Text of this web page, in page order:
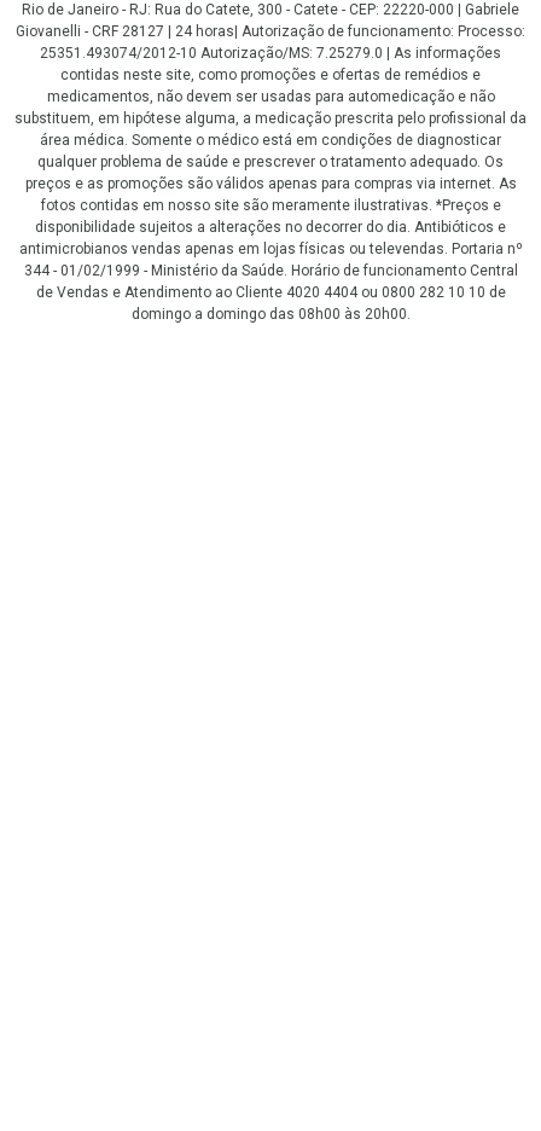
Rio de Janeiro - RJ: Rua do Catete, 300 - Catete - CEP: 22220-000 | Gabriele
Giovanelli - CRF 28127 | 24 horas| Autorização de funcionamento: Processo:
25351.493074/2012-10 Autorização/MS: 7.25279.0 | As informações
contidas neste site, como promoções e ofertas de remédios e
medicamentos, não devem ser usadas para automedicação e não
substituem, em hipótese alguma, a medicação prescrita pelo profissional da
área médica. Somente o médico está em condições de diagnosticar
qualquer problema de saúde e prescrever o tratamento adequado. Os
preços e as promoções são válidos apenas para compras via internet. As
fotos contidas em nosso site são meramente ilustrativas. *Preços e
disponibilidade sujeitos a alterações no decorrer do dia. Antibióticos e
antimicrobianos vendas apenas em lojas físicas ou televendas. Portaria nº
344 - 01/02/1999 - Ministério da Saúde. Horário de funcionamento Central
de Vendas e Atendimento ao Cliente 4020 4404 ou 0800 282 10 10 de
domingo a domingo das 08h00 às 20h00.